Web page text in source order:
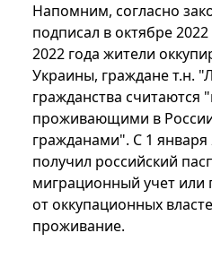
Напомним, согласно
подписал в октябре
2022 года жители
Украины, граждане т.н.
гражданства считаются
проживающими в
гражданами". С 1 января
получил российский
миграционный учет или
от оккупационных
проживание.